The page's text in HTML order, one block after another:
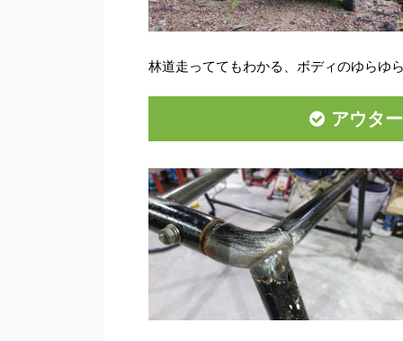
林道走っててもわかる、ボディのゆらゆ
アウタ